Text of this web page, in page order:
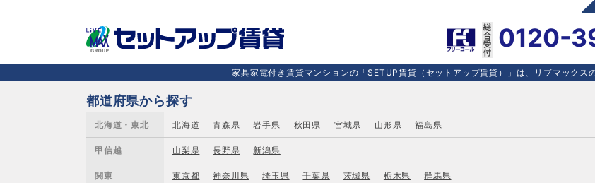
0120-
家具家電付き賃貸マンションの「SETUP賃貸（セットアップ賃貸）」は、リブマック
都道府県から探す
北海道・東北 北海道 青森県 岩手県 秋田県 宮城県 山形県 福島県
甲信越 山梨県 長野県 新潟県
関東 東京都 神奈川県 埼玉県 千葉県 茨城県 栃木県 群馬県